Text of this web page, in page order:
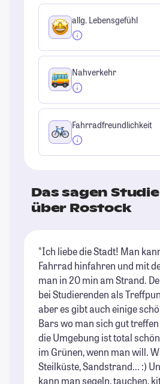
allg. Lebensgefühl
Nahverkehr
Fahrradfreundlichkeit
Das sagen
über Rostock
"Ich liebe die Stadt! Man
Fahrrad hinfahren und mit
man in 20 min am Strand.
bei Studierenden als
aber es gibt auch einige
Bars wo man sich gut
die Umgebung ist total
im Grünen, wenn man will.
Steilküste, Sandstrand... :)
kann man segeln, tauchen,